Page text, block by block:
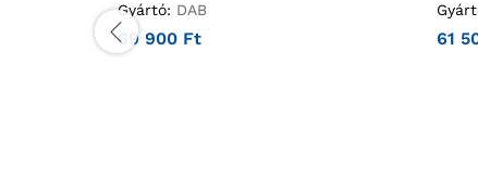
Gyártó: DAB
69 900 Ft 61